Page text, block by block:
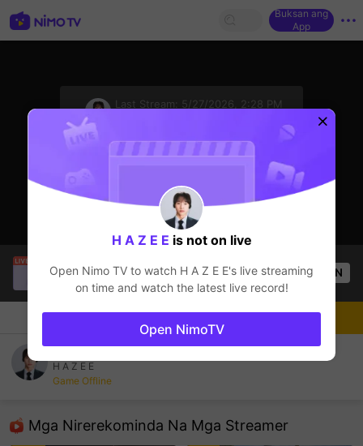
Buksan ang
App
Last Stream:
5/27/2026, 2:28 PM
Nathanis live!
League of Legends
68 Views OPEN
Chat Streamer
H A Z E E
Game Offline
Mga Nirerekominda Na Mga Streamer
Sundan
H A Z E E is not on live
Open Nimo TV to watch H A Z E E's live streaming
on time and watch the latest live record!
Open NimoTV
sentinelEnd